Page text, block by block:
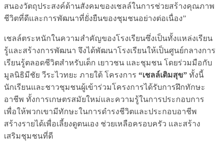
สนองวัตถุประสงค์ด้านสังคมของเชลล์ในการช่วยสร้างคุณภาพ
ชีวิตที่ดีและการพัฒนาที่ยั่งยืนของชุมชนอย่างต่อเนื่อง”
เชลล์ตระหนักในความสำคัญของโรงเรียนซึ่งเป็นทั้งแหล่งเรียน
รู้และสร้างการพัฒนา จึงได้พัฒนาโรงเรียนให้เป็นศูนย์กลางการ
เรียนรู้ตลอดชีวิตสำหรับเด็ก เยาวชน และชุมชน โดยร่วมมือกับ
มูลนิธิมีชัย วีระไวทยะ ภายใต้ โครงการ “เชลล์เติมสุข” ทั้งนี้
นักเรียนและชาวชุมชนผู้เข้าร่วมโครงการได้รับการฝึกทักษะ
อาชีพ ทั้งการเกษตรสมัยใหม่และความรู้ในการประกอบการ
เพื่อให้พวกเขามีทักษะในการดำรงชีวิตและประกอบอาชีพ
สร้างรายได้เพื่อเลี้ยงดูตนเอง ช่วยเหลือครอบครัว และสร้าง
เสริมชุมชนที่ดี